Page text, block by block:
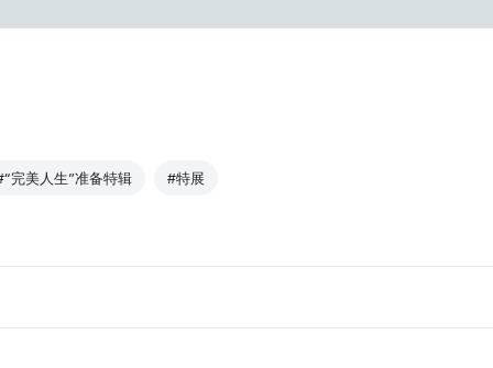
完美人生”准备特辑 #特展